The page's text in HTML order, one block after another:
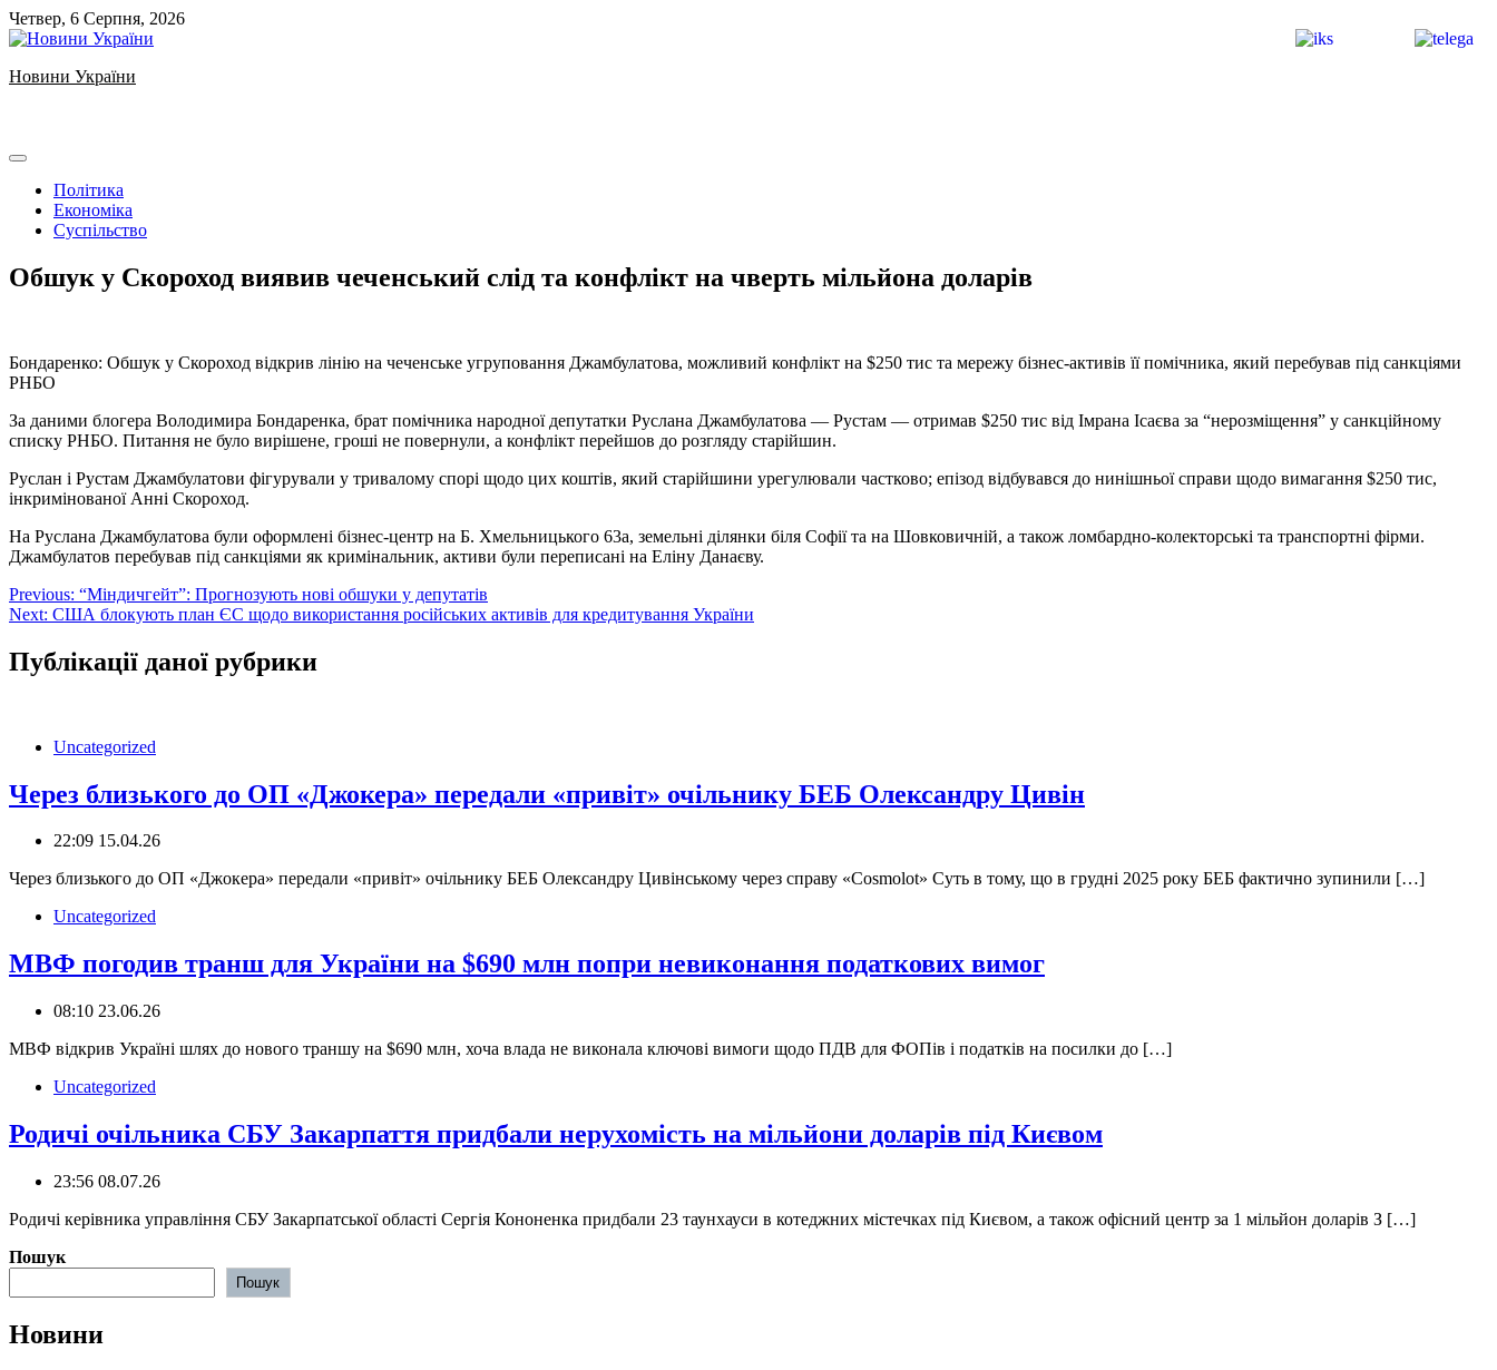
Skip
to
Четвер, 6 Серпня, 2026
Новини України
Політика
Економіка
Суспільство
Обшук у Скороход виявив чеченський слід та конфлікт на чверть мільйона доларів
️️‍️Бондаренко: Обшук у Скороход відкрив лінію на чеченське угруповання Джамбулатова, можливий конфлікт на $250 тис та мережу бізнес-активів її помічника, який перебував під санкціями
РНБО
За даними блогера Володимира Бондаренка, брат помічника народної депутатки Руслана Джамбулатова — Рустам — отримав $250 тис від Імрана Ісаєва за “нерозміщення” у санкційному
списку РНБО. Питання не було вирішене, гроші не повернули, а конфлікт перейшов до розгляду старійшин.
️Руслан і Рустам Джамбулатови фігурували у тривалому спорі щодо цих коштів, який старійшини урегулювали частково; епізод відбувався до нинішньої справи щодо вимагання $250 тис,
інкримінованої Анні Скороход.
На Руслана Джамбулатова були оформлені бізнес-центр на Б. Хмельницького 63а, земельні ділянки біля Софії та на Шовковичній, а також ломбардно-колекторські та транспортні фірми.
Джамбулатов перебував під санкціями як кримінальник, активи були переписані на Еліну Данаєву.
Навігація
записів
Previous: “Міндичгейт”: Прогнозують нові обшуки у депутатів
Next: США блокують план ЄС щодо використання російських активів для кредитування України
Публікації даної рубрики
Uncategorized
Через близького до ОП «Джокера» передали «привіт» очільнику БЕБ Олександру Цивін
22:09 15.04.26
Через близького до ОП «Джокера» передали «привіт» очільнику БЕБ Олександру Цивінському через справу «Cosmolot» Суть в тому, що в грудні 2025 року БЕБ фактично зупинили […]
Uncategorized
МВФ погодив транш для України на $690 млн попри невиконання податкових вимог
08:10 23.06.26
️МВФ відкрив Україні шлях до нового траншу на $690 млн, хоча влада не виконала ключові вимоги щодо ПДВ для ФОПів і податків на посилки до […]
Uncategorized
Родичі очільника СБУ Закарпаття придбали нерухомість на мільйони доларів під Києвом
23:56 08.07.26
Родичі керівника управління СБУ Закарпатської області Сергія Кононенка придбали 23 таунхауси в котеджних містечках під Києвом, а також офісний центр за 1 мільйон доларів З […]
Пошук
Пошук
Новини